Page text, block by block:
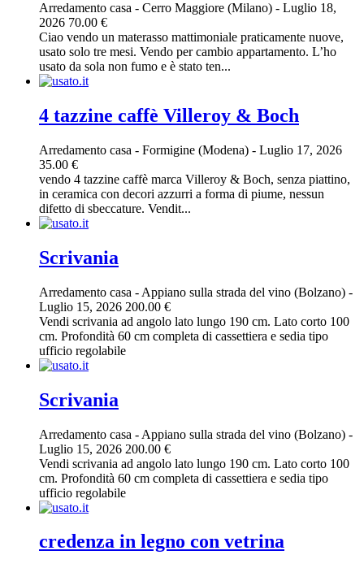
Arredamento casa - Cerro Maggiore (Milano) - Luglio 18,
2026 70.00 €
Ciao vendo un materasso mattimoniale praticamente nuove,
usato solo tre mesi. Vendo per cambio appartamento. L’ho
usato da sola non fumo e è stato ten...
4 tazzine caffè Villeroy & Boch
Arredamento casa - Formigine (Modena) - Luglio 17, 2026
35.00 €
vendo 4 tazzine caffè marca Villeroy & Boch, senza piattino,
in ceramica con decori azzurri a forma di piume, nessun
difetto di sbeccature. Vendit...
Scrivania
Arredamento casa - Appiano sulla strada del vino (Bolzano) -
Luglio 15, 2026 200.00 €
Vendi scrivania ad angolo lato lungo 190 cm. Lato corto 100
cm. Profondità 60 cm completa di cassettiera e sedia tipo
ufficio regolabile
Scrivania
Arredamento casa - Appiano sulla strada del vino (Bolzano) -
Luglio 15, 2026 200.00 €
Vendi scrivania ad angolo lato lungo 190 cm. Lato corto 100
cm. Profondità 60 cm completa di cassettiera e sedia tipo
ufficio regolabile
credenza in legno con vetrina